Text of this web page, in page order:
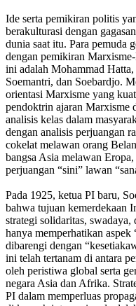
Ide serta pemikiran politis
berakulturasi dengan
dunia saat itu. Para pemuda
dengan pemikiran
ini adalah Mohammad
Soemantri, dan Soebardjo.
orientasi Marxisme yang
pendoktrin ajaran Marxisme
analisis kelas dalam
dengan analisis perjuangan
cokelat melawan orang
bangsa Asia melawan
perjuangan “sini” lawan
Pada 1925, ketua PI baru,
bahwa tujuan kemerdekaan
strategi solidaritas,
hanya memperhatikan aspek
dibarengi dengan
ini telah tertanam di antara
oleh peristiwa global serta
negara Asia dan Afrika.
PI dalam memperluas